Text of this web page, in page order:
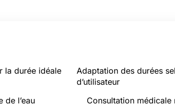
la durée idéale
de l’eau
Adaptation des durées
d’utilisateur
Consultation médicale